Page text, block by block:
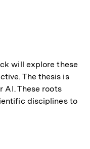
will explore these
The thesis is
AI. These roots
disciplines to